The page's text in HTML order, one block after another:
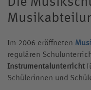
Jesuiten in St.
Ignatius
Sozialcurriculum
Sozialpraktikum
Gewaltprävention
Grundsätze
Schutzkonzept
Digitale Bildung
Zentrum für
Übersicht
ZiBf
Konzeption
Berufsorientierung
Kollegsbibliothek
Externat
Praktikum und
Elterninformationen
Elternbeirat
Antrag auf
Pater-Schall Zentrum
Förderung im Internat
Tagesablauf Internat
Ernährung im Internat
Elternbeirat
Übersicht
Musikschule
Musikhaus Bleiche
Sportverein
Konzept
Kursprogramm
Kollegsfernsehen
Förderverein
Solidarfonds
Spende Online
Ferientermine
Klosterkonzerte
Pfingsten
Informationen
Mitteilungen für
Kosten
Arbeiten am Kolleg
Team
Andreas
Susanne Hirt
Anmeldung für Klasse 5
Im 2006 eröffneten
regulären
Instrumentalunterricht
Schülerinnen und